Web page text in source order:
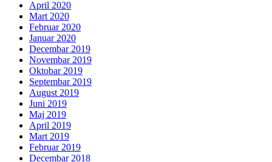
April 2020
Mart 2020
Februar 2020
Januar 2020
Decembar 2019
Novembar 2019
Oktobar 2019
Septembar 2019
August 2019
Juni 2019
Maj 2019
April 2019
Mart 2019
Februar 2019
Decembar 2018